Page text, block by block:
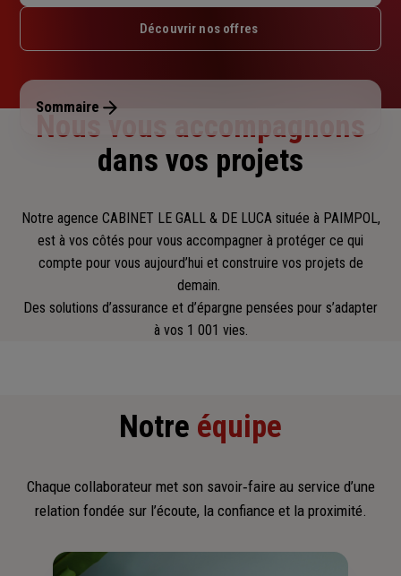
Jeudi : 09h – 12h / 14h – 17h30
Dimanche : Fermé
Découvrir nos offres
Sommaire
Nous vous accompagnons
dans vos projets
Notre agence CABINET LE GALL & DE LUCA située à PAIMPOL,
est à vos côtés pour vous accompagner à protéger ce qui
compte pour vous aujourd’hui et construire vos projets de
demain.
Des solutions d’assurance et d’épargne pensées pour s’adapter
à vos 1 001 vies.
Notre équipe
Chaque collaborateur met son savoir‑faire au service d’une
relation fondée sur l’écoute, la confiance et la proximité.